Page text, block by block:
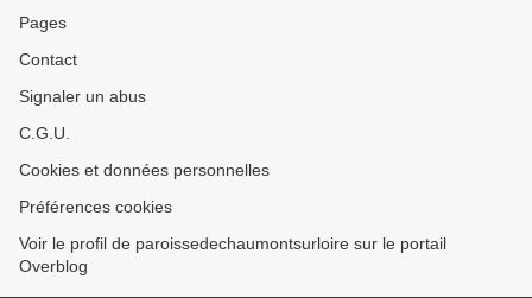
Pages
Contact
Signaler un abus
C.G.U.
Cookies et données personnelles
Préférences cookies
Voir le profil de paroissedechaumontsurloire sur le portail
Overblog